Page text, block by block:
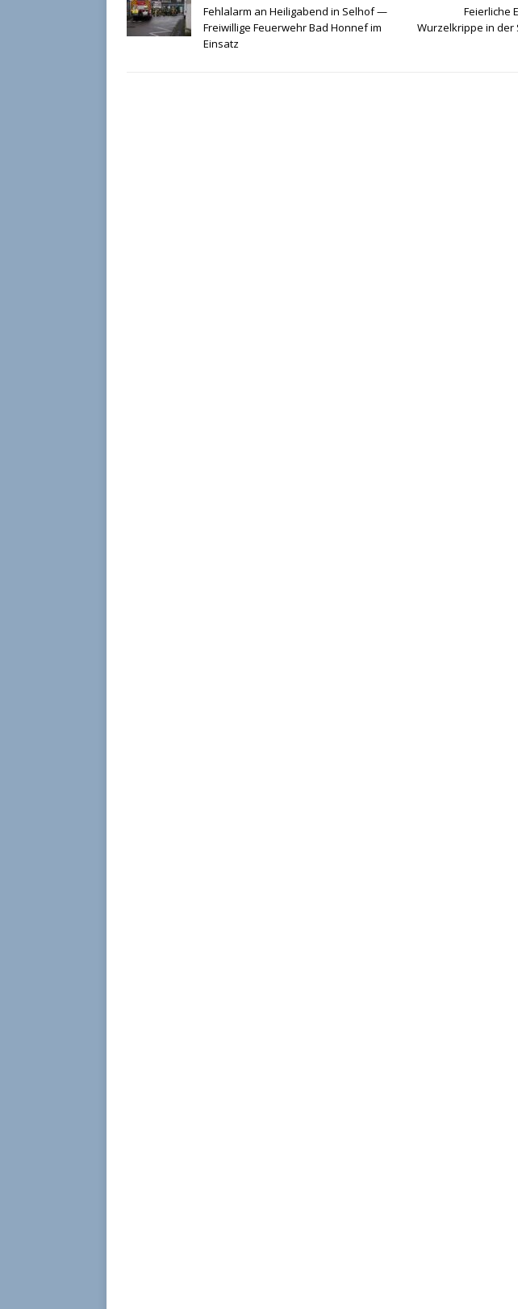
Fehlalarm an Heiligabend in Selhof —
Freiwillige Feuerwehr Bad Honnef im
Einsatz
Feierliche
Wurzelkrippe in der